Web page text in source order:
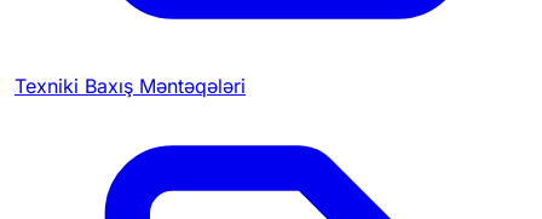
Texniki Baxış Məntəqələri